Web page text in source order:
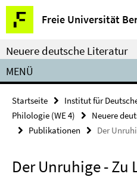
Springe
direkt
zu
Inhalt
Freie Universität
Service-
Navigation
Neuere deutsche Literatur
MENÜ
Startseite
Institut für
Philologie (WE 4)
Neuere
Publikationen
Der
Der Unruhige - Zu